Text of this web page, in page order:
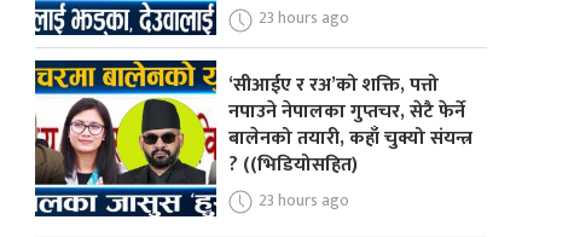
23 hours ago
‘सीआईए र रअ’को शक्ति, पत्तो
नपाउने नेपालका गुप्तचर, सेटै फेर्ने
बालेनको तयारी, कहाँ चुक्यो संयन्त्र
? ((भिडियोसहित)
23 hours ago